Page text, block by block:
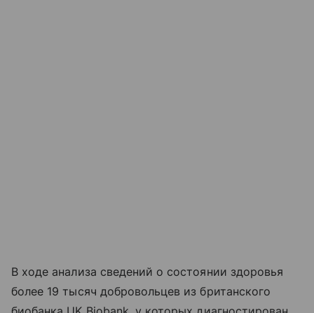
В ходе анализа сведений о состоянии здоровья
более 19 тысяч добровольцев из британского